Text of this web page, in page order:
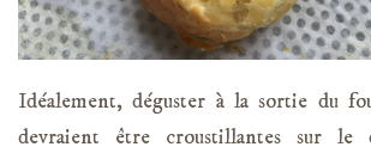
Idéalement, déguster à la sortie du
devraient être croustillantes sur le